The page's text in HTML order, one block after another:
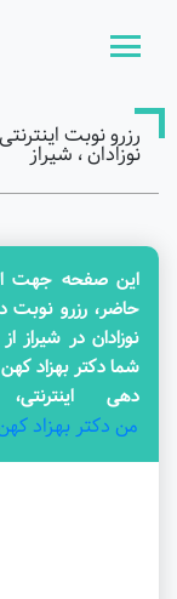
رزرو نوبت
نوزادان ، شیراز
این صفحه جهت
حاضر، رزرو نوبت
نوزادان در
شما دکتر بهزاد
دهی
من دکتر بهزاد